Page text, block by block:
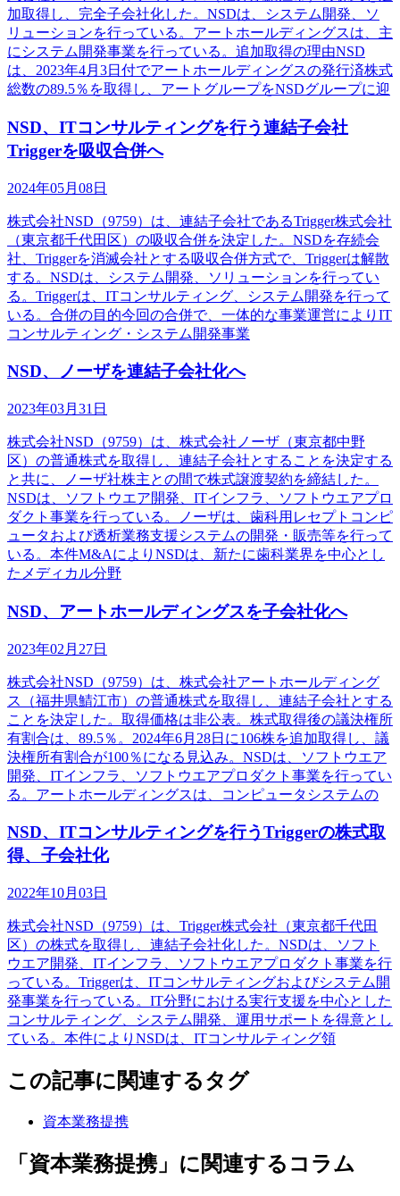
加取得し、完全子会社化した。NSDは、システム開発、ソ
リューションを行っている。アートホールディングスは、主
にシステム開発事業を行っている。追加取得の理由NSD
は、2023年4月3日付でアートホールディングスの発行済株式
総数の89.5％を取得し、アートグループをNSDグループに迎
NSD、ITコンサルティングを行う連結子会社
Triggerを吸収合併へ
2024年05月08日
株式会社NSD（9759）は、連結子会社であるTrigger株式会社
（東京都千代田区）の吸収合併を決定した。NSDを存続会
社、Triggerを消滅会社とする吸収合併方式で、Triggerは解散
する。NSDは、システム開発、ソリューションを行ってい
る。Triggerは、ITコンサルティング、システム開発を行って
いる。合併の目的今回の合併で、一体的な事業運営によりIT
コンサルティング・システム開発事業
NSD、ノーザを連結子会社化へ
2023年03月31日
株式会社NSD（9759）は、株式会社ノーザ（東京都中野
区）の普通株式を取得し、連結子会社とすることを決定する
と共に、ノーザ社株主との間で株式譲渡契約を締結した。
NSDは、ソフトウエア開発、ITインフラ、ソフトウエアプロ
ダクト事業を行っている。ノーザは、歯科用レセプトコンピ
ュータおよび透析業務支援システムの開発・販売等を行って
いる。本件M&AによりNSDは、新たに歯科業界を中心とし
たメディカル分野
NSD、アートホールディングスを子会社化へ
2023年02月27日
株式会社NSD（9759）は、株式会社アートホールディング
ス（福井県鯖江市）の普通株式を取得し、連結子会社とする
ことを決定した。取得価格は非公表。株式取得後の議決権所
有割合は、89.5％。2024年6月28日に106株を追加取得し、議
決権所有割合が100％になる見込み。NSDは、ソフトウエア
開発、ITインフラ、ソフトウエアプロダクト事業を行ってい
る。アートホールディングスは、コンピュータシステムの
NSD、ITコンサルティングを行うTriggerの株式取
得、子会社化
2022年10月03日
株式会社NSD（9759）は、Trigger株式会社（東京都千代田
区）の株式を取得し、連結子会社化した。NSDは、ソフト
ウエア開発、ITインフラ、ソフトウエアプロダクト事業を行
っている。Triggerは、ITコンサルティングおよびシステム開
発事業を行っている。IT分野における実行支援を中心とした
コンサルティング、システム開発、運用サポートを得意とし
ている。本件によりNSDは、ITコンサルティング領
この記事に関連するタグ
資本業務提携
「資本業務提携」に関連するコラム